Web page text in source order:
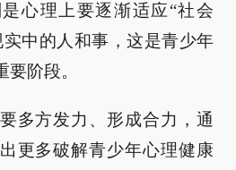
心理上要逐渐适应“社会
中的人和事，这是青少年
阶段。
多方发力、形成合力，通
更多破解青少年心理健康